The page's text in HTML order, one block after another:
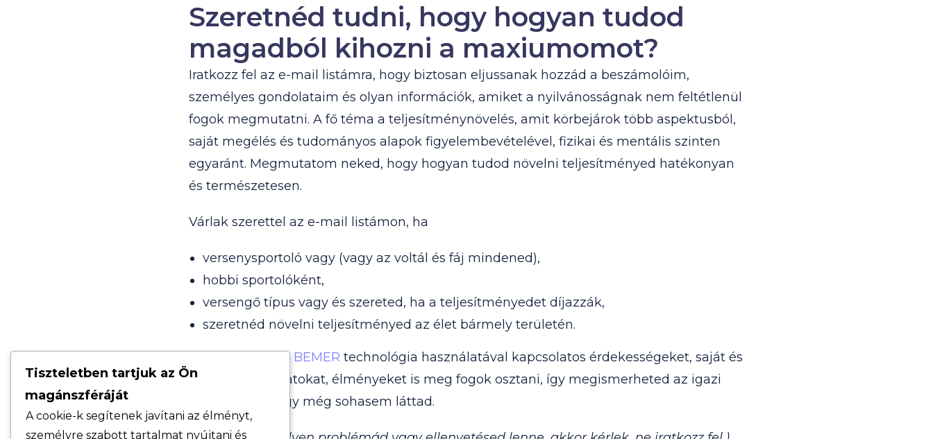
Szeretnéd tudni, hogy hogyan tudod
magadból kihozni a maxiumomot?
Iratkozz fel az e-mail listámra, hogy biztosan eljussanak hozzád a beszámolóim,
személyes gondolataim és olyan információk, amiket a nyilvánosságnak nem feltétlenül
fogok megmutatni. A fő téma a teljesítménynövelés, amit körbejárok több aspektusból,
saját megélés és tudományos alapok figyelembevételével, fizikai és mentális szinten
egyaránt. Megmutatom neked, hogy hogyan tudod növelni teljesítményed hatékonyan
és természetesen.
Várlak szerettel az e-mail listámon, ha
versenysportoló vagy (vagy az voltál és fáj mindened),
hobbi sportolóként,
versengő típus vagy és szereted, ha a teljesítményedet díjazzák,
szeretnéd növelni teljesítményed az élet bármely területén.
A leveleimben a BEMER technológia használatával kapcsolatos érdekességeket, saját és
ügyféltapasztalatokat, élményeket is meg fogok osztani, így megismerheted az igazi
erejét, úgy, ahogy még sohasem láttad.
Tiszteletben tartjuk az Ön
magánszféráját
A cookie-k segítenek javítani az élményt,
személyre szabott tartalmat nyújtani és